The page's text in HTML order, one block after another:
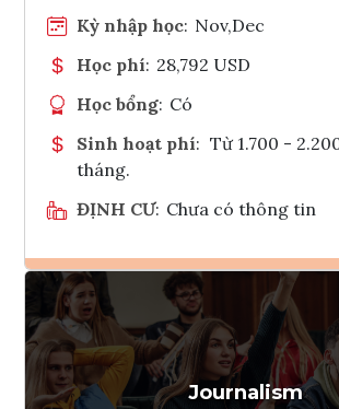
Kỳ nhập học: Nov,Dec
Học phí: 28,792 USD
Học bổng: Có
Sinh hoạt phí: Từ 1.700 -
tháng.
ĐỊNH CƯ: Chưa có thông tin
Ghi danh
Tham vấn Interlink
Journalism